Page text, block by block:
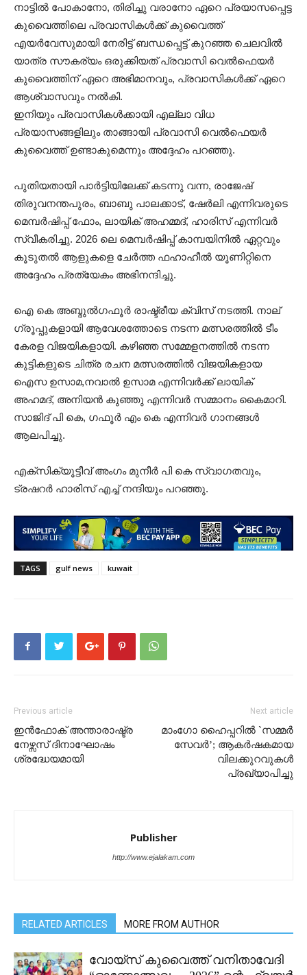
നാട്ടിൽ പോകാനോ, തിരിച്ചു വരാനോ ഏറെ പ്രയാസപ്പെട്ട
കുവൈത്തിലെ പ്രവാസികൾക്ക് കുവൈത്ത്
എയർവേസുമായി നേരിട്ട് ബന്ധപ്പെട്ട് കുറഞ്ഞ ചെലവിൽ
യാത്ര സൗകര്യം ഒരുക്കിയത് പ്രവാസി വെൽഫെയർ
കുവൈത്തിന് ഏറെ അഭിമാനവും, പ്രവാസികൾക്ക് ഏറെ
ആശ്വാസവും നൽകി.
ഇനിയും പ്രവാസികൾക്കായി എല്ലാ വിധ
പ്രയാസങ്ങളിലും താങ്ങായി പ്രവാസി വെൽഫെയർ
കുവൈത്ത് ഉണ്ടാകുമെന്നും അദ്ദേഹം പറഞ്ഞു.
പുതിയതായി പാർട്ടിയിലേക്ക് കടന്നു വന്ന, രാജേഷ്
തിരുവനന്തപുരം, ബാബു പാലക്കാട്‌, ഷേർലി എന്നിവരുടെ
മെമ്പർഷിപ്പ് ഫോം, ലായിക് അഹമ്മദ്, ഹാരിസ് എന്നിവർ
സ്വീകരിച്ചു. 2026 ലെ മെമ്പർഷിപ്പ് കാമ്പയിനിൽ ഏറ്റവും
കൂടുതൽ ആളുകളെ ചേർത്ത ഫഹാഹീൽ യൂണിറ്റിനെ
അദ്ദേഹം പ്രത്യേകം അഭിനന്ദിച്ചു.
ഐ കെ അബ്ദുൽഗഫൂർ രാഷ്ട്രീയ ക്വിസ് നടത്തി. നാല്
ഗ്രൂപ്പുകളായി ആവേശത്തോടെ നടന്ന മത്സരത്തിൽ ടീം
കേരള വിജയികളായി. കഴിഞ്ഞ സമ്മേളനത്തിൽ നടന്ന
കുട്ടികളുടെ ചിത്ര രചന മത്സരത്തിൽ വിജയികളായ
ഐസ ഉസാമ,നവാൽ ഉസാമ എന്നിവർക്ക് ലായിക്
അഹമദ്, അനിയൻ കുഞ്ഞു എന്നിവർ സമ്മാനം കൈമാറി.
സാജിദ് പി കെ, ഗഫൂർ എം കെ എന്നിവർ ഗാനങ്ങൾ
ആലപിച്ചു.
എക്സിക്യൂട്ടീവ് അംഗം മുനീർ പി കെ സ്വാഗതവും,
ട്രഷറർ ഹാരിസ് എച്ച് നന്ദിയും പറഞ്ഞു.
TAGS gulf news kuwait
Previous article
ഇൻഫോക് അന്താരാഷ്ട്ര
നേഴ്സസ് ദിനാഘോഷം
ശ്രദ്ധേയമായി
Next article
മാംഗോ ഹൈപ്പറിൽ `സമ്മർ
സേവർ’; ആകർഷകമായ
വിലക്കുറവുകൾ
പ്രഖ്യാപിച്ചു
Publisher
http://www.ejalakam.com
RELATED ARTICLES MORE FROM AUTHOR
വോയ്സ് കുവൈത്ത് വനിതാവേദി